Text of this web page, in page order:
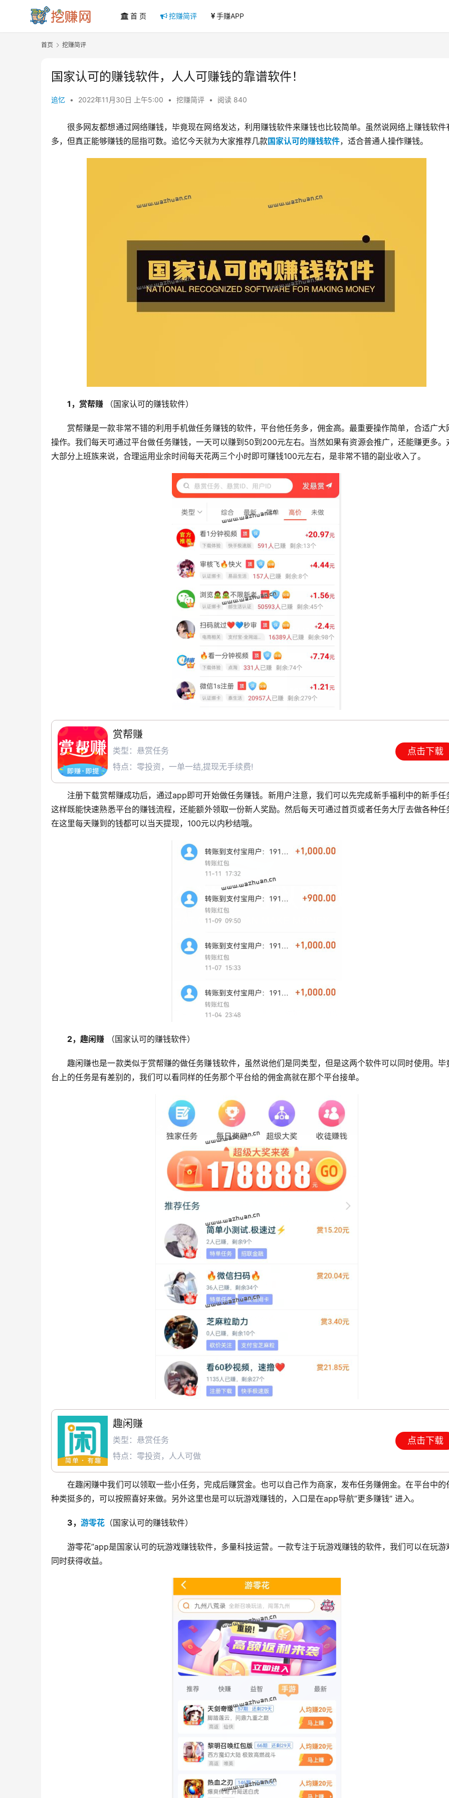
首 页 挖赚简评 手赚APP
首页 挖赚简评
国家认可的赚钱软件，人人可赚钱的靠谱软件！
追忆 • 2022年11月30日 上午5:00 • 挖赚简评 • 阅读 840
很多网友都想通过网络赚钱，毕竟现在网络发达，利用赚钱软件来赚钱也比较简单。虽然说网络上赚钱软件
多，但真正能够赚钱的屈指可数。追忆今天就为大家推荐几款国家认可的赚钱软件，适合普通人操作赚钱。
1，赏帮赚 （国家认可的赚钱软件）
赏帮赚是一款非常不错的利用手机做任务赚钱的软件，平台他任务多，佣金高。最重要操作简单，合适广大
操作。我们每天可通过平台做任务赚钱，一天可以赚到50到200元左右。当然如果有资源会推广，还能赚更多。
大部分上班族来说，合理运用业余时间每天花两三个小时即可赚钱100元左右，是非常不错的副业收入了。
赏帮赚
类型：悬赏任务
特点：零投资，一单一结,提现无手续费!
点击下载
注册下载赏帮赚成功后，通过app即可开始做任务赚钱。新用户注意，我们可以先完成新手福利中的新手任
这样既能快速熟悉平台的赚钱流程，还能额外领取一份新人奖励。然后每天可通过首页或者任务大厅去做各种任
在这里每天赚到的钱都可以当天提现，100元以内秒结哦。
2，趣闲赚 （国家认可的赚钱软件）
趣闲赚也是一款类似于赏帮赚的做任务赚钱软件，虽然说他们是同类型，但是这两个软件可以同时使用。毕
台上的任务是有差别的，我们可以看同样的任务那个平台给的佣金高就在那个平台接单。
趣闲赚
类型：悬赏任务
特点：零投资，人人可做
点击下载
在趣闲赚中我们可以领取一些小任务，完成后赚赏金。也可以自己作为商家，发布任务赚佣金。在平台中的
种类挺多的，可以按照喜好来做。另外这里也是可以玩游戏赚钱的，入口是在app导航”更多赚钱” 进入。
3， 游零花 （国家认可的赚钱软件）
游零花”app是国家认可的玩游戏赚钱软件，多量科技运营。一款专注于玩游戏赚钱的软件，我们可以在玩游
同时获得收益。